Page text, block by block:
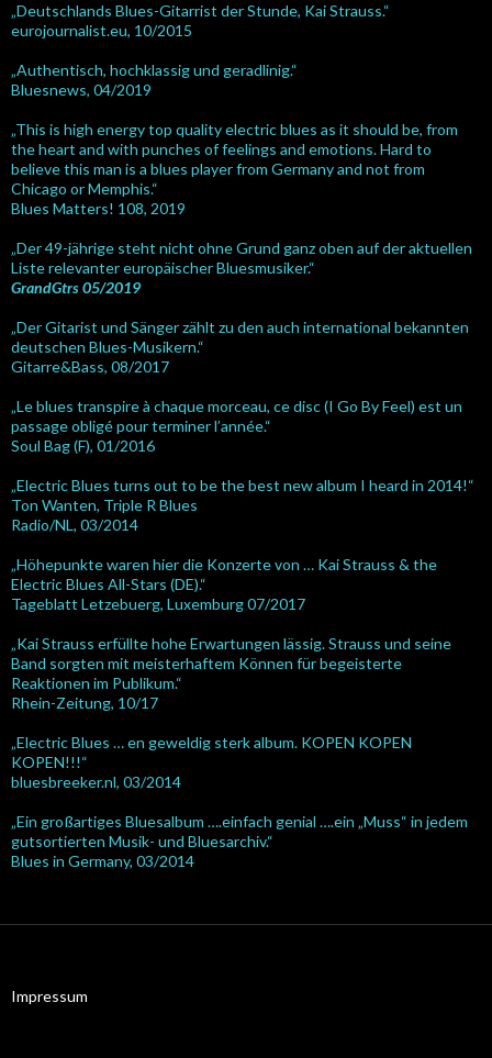
„Deutschlands Blues-Gitarrist der Stunde, Kai Strauss.“
eurojournalist.eu, 10/2015
„Authentisch, hochklassig und geradlinig.“
Bluesnews, 04/2019
„This is high energy top quality electric blues as it should be, from
the heart and with punches of feelings and emotions. Hard to
believe this man is a blues player from Germany and not from
Chicago or Memphis.“
Blues Matters! 108, 2019
„Der 49-jährige steht nicht ohne Grund ganz oben auf der aktuellen
Liste relevanter europäischer Bluesmusiker.“
GrandGtrs 05/2019
„Der Gitarist und Sänger zählt zu den auch international bekannten
deutschen Blues-Musikern.“
Gitarre&Bass, 08/2017
„Le blues transpire à chaque morceau, ce disc (I Go By Feel) est un
passage obligé pour terminer l’année.“
Soul Bag (F), 01/2016
„Electric Blues turns out to be the best new album I heard in 2014!“
Ton Wanten, Triple R Blues
Radio/NL, 03/2014
„Höhepunkte waren hier die Konzerte von … Kai Strauss & the
Electric Blues All-Stars (DE).“
Tageblatt Letzebuerg, Luxemburg 07/2017
„Kai Strauss erfüllte hohe Erwartungen lässig. Strauss und seine
Band sorgten mit meisterhaftem Können für begeisterte
Reaktionen im Publikum.“
Rhein-Zeitung, 10/17
„Electric Blues … en geweldig sterk album. KOPEN KOPEN
KOPEN!!!“
bluesbreeker.nl, 03/2014
„Ein großartiges Bluesalbum ….einfach genial ….ein „Muss“ in jedem
gutsortierten Musik- und Bluesarchiv.“
Blues in Germany, 03/2014
Impressum